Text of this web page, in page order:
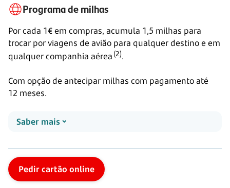
Programa de milhas
Por cada 1€ em compras, acumula 1,5 milhas para
trocar por viagens de avião para qualquer destino e em
qualquer companhia aérea (2).
Com opção de antecipar milhas com pagamento até
12 meses.
Saber mais
Pedir cartão online